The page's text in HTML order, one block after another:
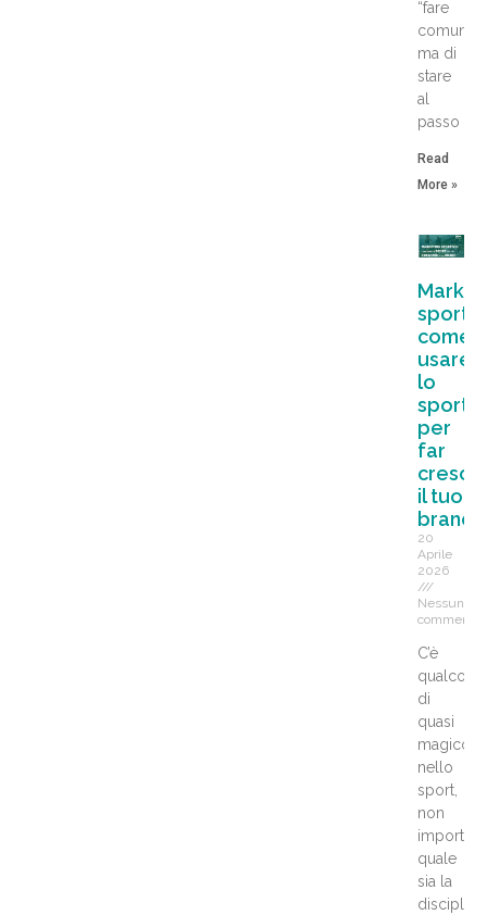
“fare
ma di
stare
al
passo
Read
More »
come
usare
lo
sport
per
far
il tuo
brand
20
Aprile
2026
Nessun
commento
C’è
qualcosa
di
quasi
magico
nello
sport,
non
importa
quale
sia la
disciplina.